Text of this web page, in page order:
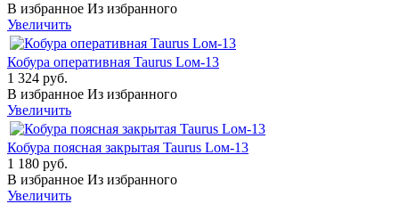
В избранное Из избранного
Увеличить
Кобура оперативная Taurus Lом-13
1 324 руб.
В избранное Из избранного
Увеличить
Кобура поясная закрытая Taurus Lом-13
1 180 руб.
В избранное Из избранного
Увеличить